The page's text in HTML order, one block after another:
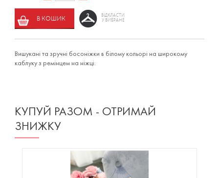
В КОШИК ВІДКЛАСТИ
У ВИБРАНЕ
Вишукані та зручні босоніжки в білому кольорі на широкому
каблуку з ремінцем на ніжці.
КУПУЙ РАЗОМ - ОТРИМАЙ
ЗНИЖКУ